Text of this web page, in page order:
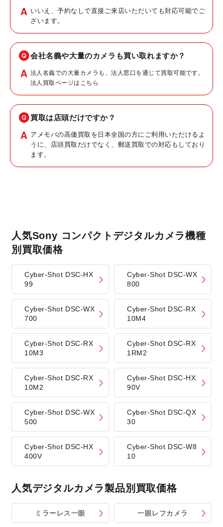
いいえ、予約なしで直接ご来店いただいても対応可能でご
ざいます。
会社名義や大量のカメラも買い取れますか？
法人名義での大量カメラも、法人窓口を通じて買取可能です。
法人買取ページはこちら
買取は店頭だけですか？
アメモバの高価買取を日本全国の方にご利用いただけるよ
うに、店頭買取だけでなく、郵送買取での対応もしており
ます。
人気Sony コンパクトデジタルカメラ機種
別買取価格
Cyber-Shot DSC-HX
99
Cyber-Shot DSC-WX
800
Cyber-Shot DSC-WX
700
Cyber-Shot DSC-RX
10M4
Cyber-Shot DSC-RX
10M3
Cyber-Shot DSC-RX
1RM2
Cyber-Shot DSC-RX
10M2
Cyber-Shot DSC-HX
90V
Cyber-Shot DSC-WX
500
Cyber-Shot DSC-QX
30
Cyber-Shot DSC-HX
400V
Cyber-Shot DSC-W8
10
人気デジタルカメラ製品別買取価格
ミラーレス一眼 一眼レフカメラ